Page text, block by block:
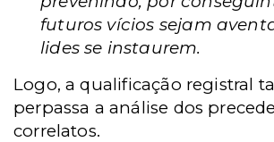
futuros vícios sejam
lides se instaurem.
Logo, a qualificação registral
perpassa a análise dos
correlatos.